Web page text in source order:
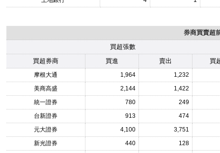
券商買賣超
買超張數
買超券商
買進 賣出 買
摩根大通 1,964
1,232
美商高盛
2,144
1,422
統一證券
780
249
台新證券
913
474
元大證券
4,100
3,751
新光證券
440
128